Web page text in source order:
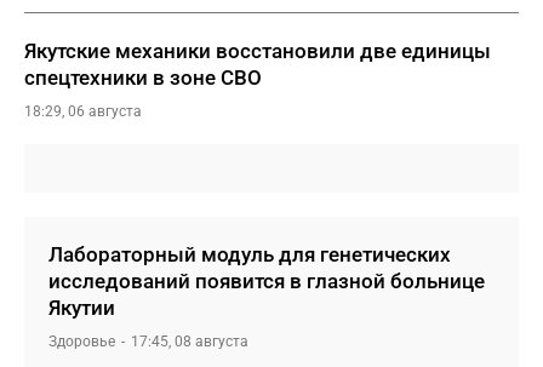
Якутские механики восстановили две единицы
спецтехники в зоне СВО
18:29, 06 августа
Лабораторный модуль для генетических
исследований появится в глазной больнице
Якутии
Здоровье 17:45, 08 августа